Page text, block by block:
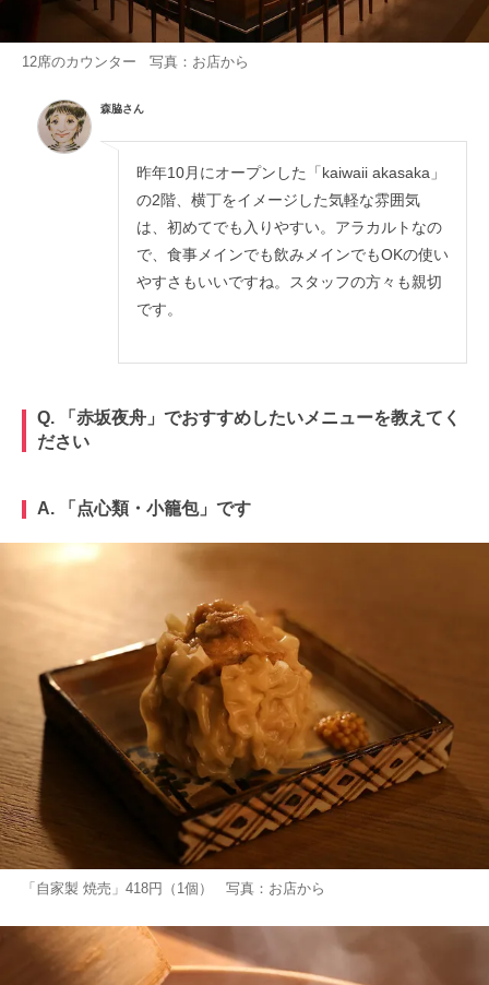
12席のカウンター 写真：お店から
森脇さん
昨年10月にオープンした「kaiwaii akasaka」
の2階、横丁をイメージした気軽な雰囲気
は、初めてでも入りやすい。アラカルトなの
で、食事メインでも飲みメインでもOKの使い
やすさもいいですね。スタッフの方々も親切
です。
Q. 「赤坂夜舟」でおすすめしたいメニューを教えてく
ださい
A. 「点心類・小籠包」です
「自家製 焼売」418円（1個） 写真：お店から